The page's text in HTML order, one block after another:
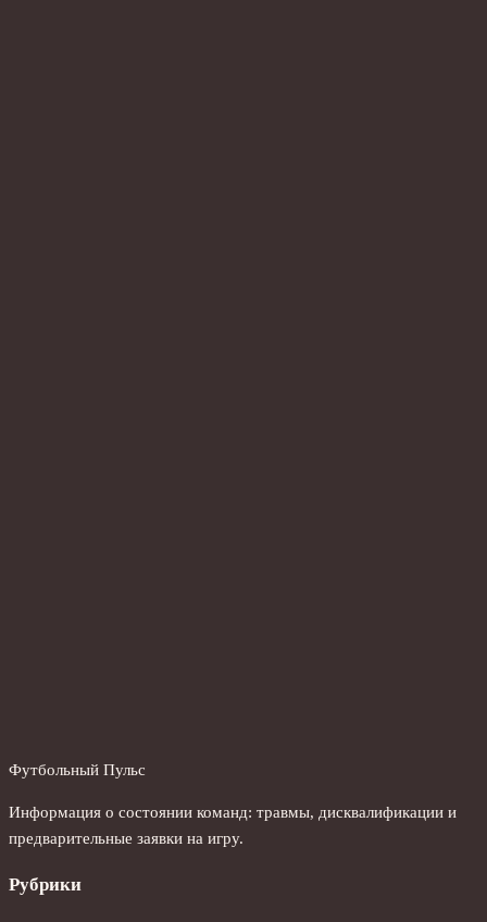
Футбольный Пульс
Информация о состоянии команд: травмы, дисквалификации и
предварительные заявки на игру.
Рубрики